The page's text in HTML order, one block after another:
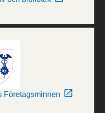
Företagsminnen